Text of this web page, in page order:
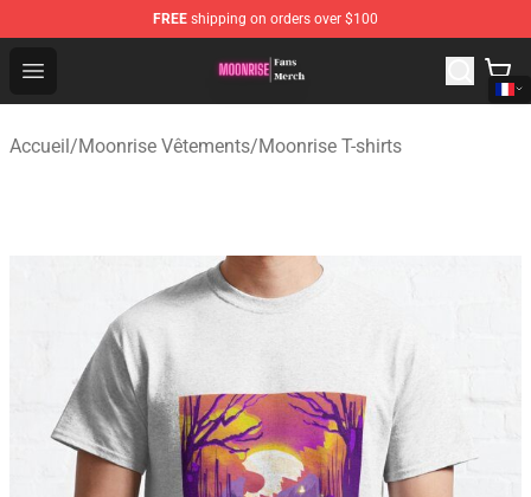
FREE shipping on orders over $100
Open menu
Moonrise Store - Official Moonrise Merchandise Shop
Accueil/Moonrise Vêtements/Moonrise T-shirts